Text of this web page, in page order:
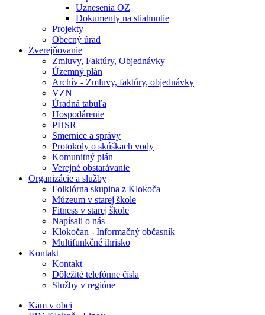
Uznesenia OZ
Dokumenty na stiahnutie
Projekty
Obecný úrad
Zverejňovanie
Zmluvy, Faktúry, Objednávky
Územný plán
Archív - Zmluvy, faktúry, objednávky
VZN
Úradná tabuľa
Hospodárenie
PHSR
Smernice a správy
Protokoly o skúškach vody
Komunitný plán
Verejné obstarávanie
Organizácie a služby
Folklórna skupina z Klokoča
Múzeum v starej škole
Fitness v starej škole
Napísali o nás
Klokočan - Informačný občasník
Multifunkčné ihrisko
Kontakt
Kontakt
Dôležité telefónne čísla
Služby v regióne
Kam v obci